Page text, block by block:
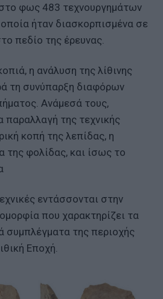
φως 483 τεχνουργημάτων
ήταν διασκορπισμένα σε
πεδίο της έρευνας.
η ανάλυση της λίθινης
τη συνύπαρξη διαφόρων
Ανάμεσά τους,
παραλλαγή της τεχνικής
κοπή της λεπίδας, η
της φολίδας, και ίσως το
εντάσσονται στην
που χαρακτηρίζει τα
συμπλέγματα της περιοχής
Εποχή.